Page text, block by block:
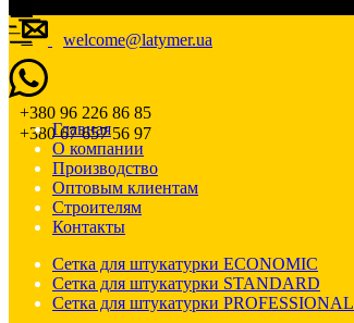
welcome@latymer.ua
+380 96 226 86 85
+380 67 657 56 97
Главная
О компании
Производство
Оптовым клиентам
Строителям
Контакты
Сетка для штукатурки ECONOMIC
Сетка для штукатурки STANDARD
Сетка для штукатурки PROFESSIONAL